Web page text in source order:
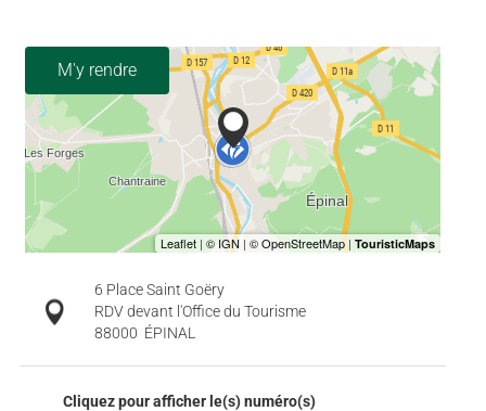
M'y rendre
6 Place Saint Goëry
RDV devant l'Office du Tourisme
88000 ÉPINAL
Cliquez pour afficher le(s) numéro(s)